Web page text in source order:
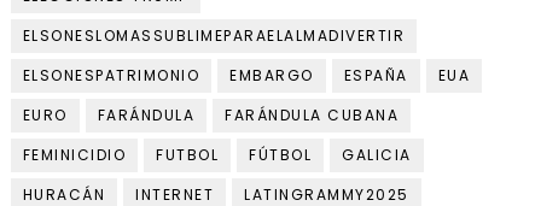
ELSONESLOMASSUBLIMEPARAELALMADIVERTIR
ELSONESPATRIMONIO
EMBARGO ESPAÑA
EUA
EURO
FARÁNDULA
FARÁNDULA CUBANA
FEMINICIDIO
FUTBOL FÚTBOL
GALICIA
HURACÁN
INTERNET
LATINGRAMMY2025